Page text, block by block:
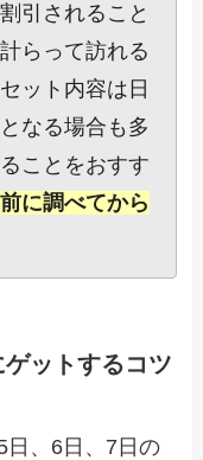
引されること
らって訪れる
ット内容は日
なる場合も多
ことをおすす
に調べてから
ゲットするコツ
日、6日、7日の